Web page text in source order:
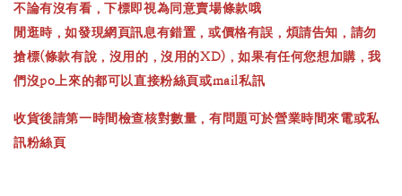
不論有沒有看，下標即視為同意賣場條款哦
閒逛時，如發現網頁訊息有錯置，或價格有誤，煩請告知，請勿
搶標(條款有說，沒用的，沒用的XD)，如果有任何您想加購，我
們沒po上來的都可以直接粉絲頁或mail私訊
收貨後請第一時間檢查核對數量，有問題可於營業時間來電或私
訊粉絲頁